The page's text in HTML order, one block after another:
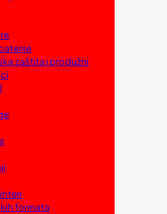
zaštita i produžni
formata